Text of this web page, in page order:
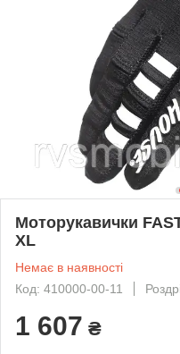
Моторукавички
XL
Немає в наявності
Код: 410000-00-11
1 607 ₴